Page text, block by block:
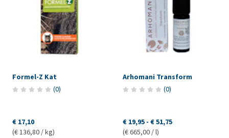
Formel-Z Kat
(0)
€ 17,10
(€ 136,80 / kg)
Arhomani Transform
(0)
€ 19,95 - € 51,75
(€ 665,00 / l)